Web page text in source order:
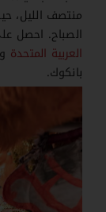
منتصف الليل،
الصباح. احصل
العربية المتحدة
بانكوك.